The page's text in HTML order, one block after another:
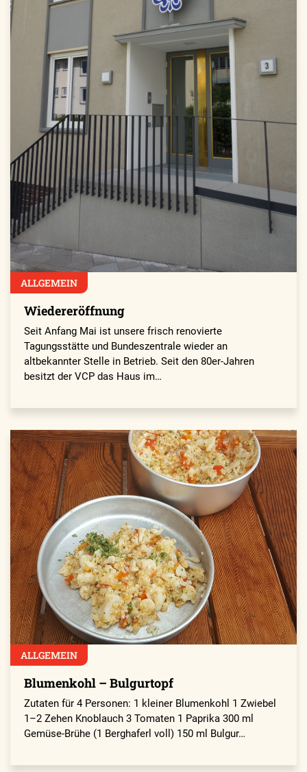
ALLGEMEIN
Wieder­eröffnung
Seit Anfang Mai ist unsere frisch reno­vierte
Tagungsstätte und Bundeszentrale wieder an
altbekannter Stelle in Betrieb. Seit den 80er-Jahren
besitzt der VCP das Haus im…
ALLGEMEIN
Blumenkohl – Bulgurtopf
Zutaten für 4 Personen: 1 kleiner Blumenkohl 1 Zwiebel
1–2 Zehen Knoblauch 3 Tomaten 1 Paprika 300 ml
Gemüse-Brühe (1 Berghaferl voll) 150 ml Bulgur…